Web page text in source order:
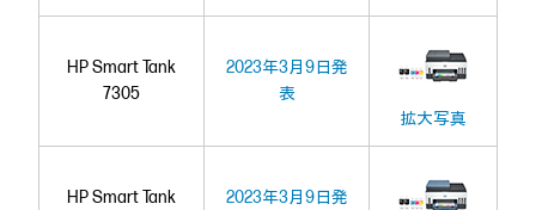
HP Smart Tank
7305
2023年3月9日発
表
拡大写真
HP Smart Tank
2023年3月9日発